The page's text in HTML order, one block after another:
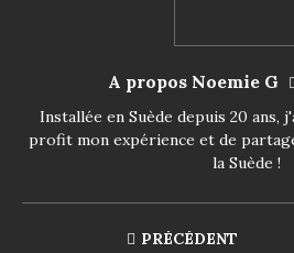
A propos Noemie G
Installée en Suède depuis 20 ans,
profit mon expérience et de
la Suède !
PRÉCÉDENT